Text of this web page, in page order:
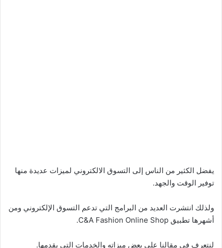
يفضل الكثير من الناس إلى التسوق الالكتروني لميزات عديدة منها
توفير الوقت والجهد.
ولذلك انتشرت العديد من البرامج التي تدعم التسوق الإلكتروني ومن
أشهرها تطبيق C&A Fashion Online Shop.
لنتعرف في مقالنا على بعض ميزاته والخدمات التي يقدمها.